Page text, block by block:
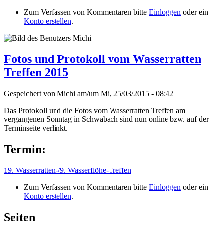
Zum Verfassen von Kommentaren bitte Einloggen oder ein
Konto erstellen.
Fotos und Protokoll vom Wasserratten
Treffen 2015
Gespeichert von Michi am/um Mi, 25/03/2015 - 08:42
Das Protokoll und die Fotos vom Wasserratten Treffen am
vergangenen Sonntag in Schwabach sind nun online bzw. auf der
Terminseite verlinkt.
Termin:
19. Wasserratten-/9. Wasserflöhe-Treffen
Zum Verfassen von Kommentaren bitte Einloggen oder ein
Konto erstellen.
Seiten